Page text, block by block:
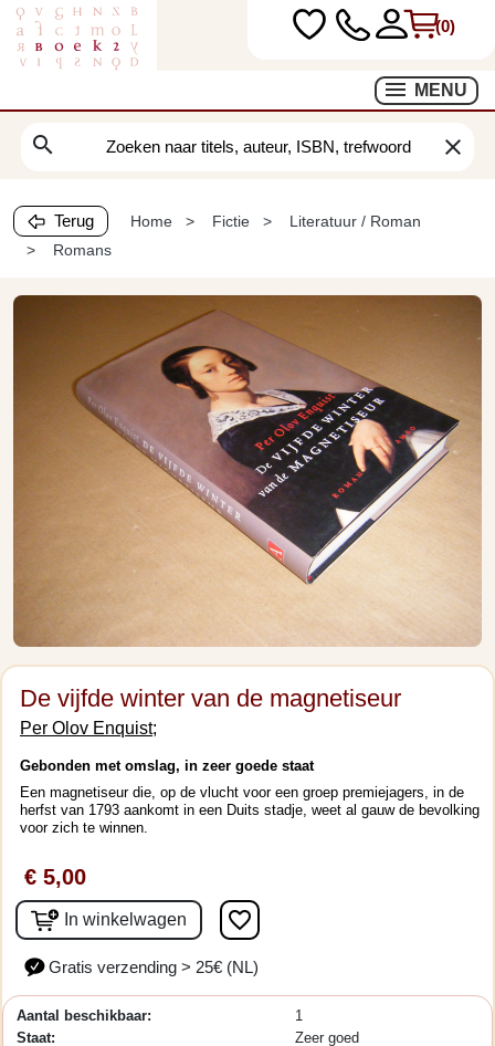
(0)
MENU
search clear
Terug Home Fictie
Literatuur / Roman
Romans
De vijfde winter van de magnetiseur
Per Olov Enquist;
Gebonden met omslag, in zeer goede staat
Een magnetiseur die, op de vlucht voor een groep premiejagers, in de
herfst van 1793 aankomt in een Duits stadje, weet al gauw de bevolking
voor zich te winnen.
€ 5,00
In winkelwagen favorite_border
Gratis verzending > 25€ (NL)
Aantal beschikbaar:
1
Staat:
Zeer goed